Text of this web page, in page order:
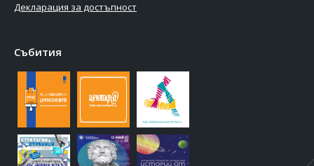
Декларация за достъпност
Събития